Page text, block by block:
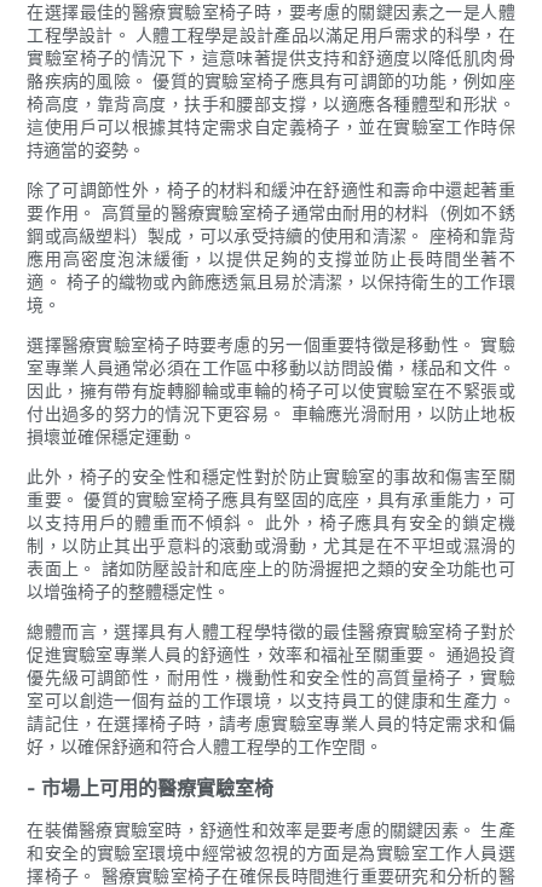
在選擇最佳的醫療實驗室椅子時，要考慮的關鍵因素之一是人體
工程學設計。 人體工程學是設計產品以滿足用戶需求的科學，在
實驗室椅子的情況下，這意味著提供支持和舒適度以降低肌肉骨
骼疾病的風險。 優質的實驗室椅子應具有可調節的功能，例如座
椅高度，靠背高度，扶手和腰部支撐，以適應各種體型和形狀。
這使用戶可以根據其特定需求自定義椅子，並在實驗室工作時保
持適當的姿勢。
除了可調節性外，椅子的材料和緩沖在舒適性和壽命中還起著重
要作用。 高質量的醫療實驗室椅子通常由耐用的材料（例如不銹
鋼或高級塑料）製成，可以承受持續的使用和清潔。 座椅和靠背
應用高密度泡沫緩衝，以提供足夠的支撐並防止長時間坐著不
適。 椅子的織物或內飾應透氣且易於清潔，以保持衛生的工作環
境。
選擇醫療實驗室椅子時要考慮的另一個重要特徵是移動性。 實驗
室專業人員通常必須在工作區中移動以訪問設備，樣品和文件。
因此，擁有帶有旋轉腳輪或車輪的椅子可以使實驗室在不緊張或
付出過多的努力的情況下更容易。 車輪應光滑耐用，以防止地板
損壞並確保穩定運動。
此外，椅子的安全性和穩定性對於防止實驗室的事故和傷害至關
重要。 優質的實驗室椅子應具有堅固的底座，具有承重能力，可
以支持用戶的體重而不傾斜。 此外，椅子應具有安全的鎖定機
制，以防止其出乎意料的滾動或滑動，尤其是在不平坦或濕滑的
表面上。 諸如防壓設計和底座上的防滑握把之類的安全功能也可
以增強椅子的整體穩定性。
總體而言，選擇具有人體工程學特徵的最佳醫療實驗室椅子對於
促進實驗室專業人員的舒適性，效率和福祉至關重要。 通過投資
優先級可調節性，耐用性，機動性和安全性的高質量椅子，實驗
室可以創造一個有益的工作環境，以支持員工的健康和生產力。
請記住，在選擇椅子時，請考慮實驗室專業人員的特定需求和偏
好，以確保舒適和​​符合人體工程學的工作空間。
- 市場上可用的醫療實驗室椅
在裝備醫療實驗室時，舒適性和效率是要考慮的關鍵因素。 生產
和安全的實驗室環境中經常被忽視的方面是為實驗室工作人員選
擇椅子。 醫療實驗室椅子在確保長時間進行重要研究和分析的醫